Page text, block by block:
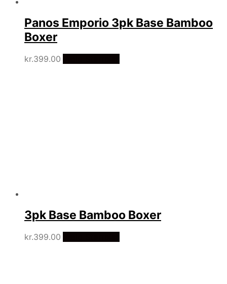
Panos Emporio 3pk Base Bamboo
Boxer
kr.399.00
3pk Base Bamboo Boxer
kr.399.00